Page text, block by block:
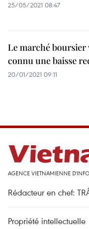
25/05/2021 08:47
Le marché boursier
connu une baisse
20/01/2021 09:11
AGENCE VIETNAMIENNE
Rédacteur en chef:
Propriété intellectuelle